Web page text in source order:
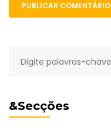
&Secções
PUBLICAR COMENTÁRIO